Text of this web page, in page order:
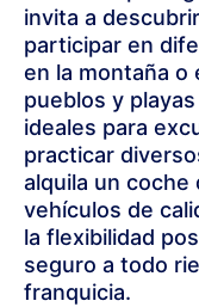
invita a
participar en
en la montaña o
pueblos y
ideales para
practicar
alquila un
vehículos de
la flexibilidad
seguro a todo
franquicia.